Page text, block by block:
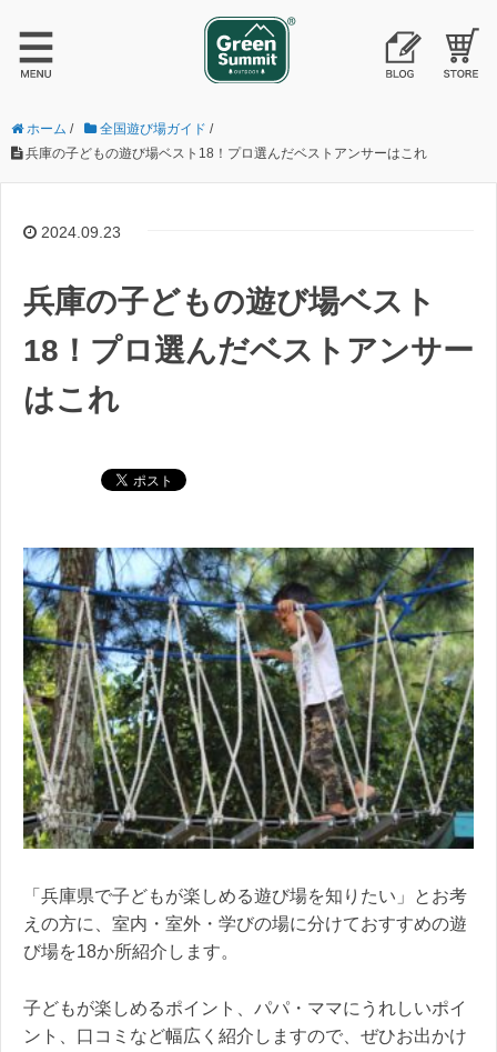
ホーム / 全国遊び場ガイド /
兵庫の子どもの遊び場ベスト18！プロ選んだベストアンサーはこれ
2024.09.23
兵庫の子どもの遊び場ベスト
18！プロ選んだベストアンサー
はこれ
「兵庫県で子どもが楽しめる遊び場を知りたい」とお考
えの方に、室内・室外・学びの場に分けておすすめの遊
び場を18か所紹介します。
子どもが楽しめるポイント、パパ・ママにうれしいポイ
ント、口コミなど幅広く紹介しますので、ぜひお出かけ